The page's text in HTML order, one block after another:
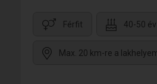
Férfit 40-50
Max. 20 km-re a